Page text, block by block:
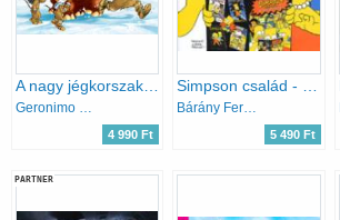
A nagy jégkorszak - Képregény
Geronimo Stilton
4 990 Ft
Simpson család - Képregénykavalkád
Bárány Ferenc (szerk.)
5 490 Ft
PARTNER